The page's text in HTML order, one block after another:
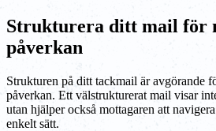
Strukturera ditt mail för
påverkan
Strukturen på ditt tackmail är avgörande
påverkan. Ett välstrukturerat mail visar
utan hjälper också mottagaren att
enkelt sätt.